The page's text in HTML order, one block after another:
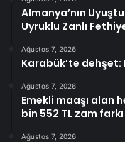
Almanya’nın
Uyruklu Zanlı
Ağustos 7, 2026
Karabük’te dehşet:
Ağustos 7, 2026
Emekli maaşı alan
bin 552 TL zam
Ağustos 7, 2026